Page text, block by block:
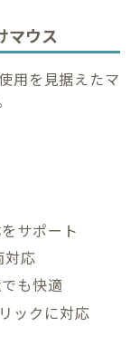
マウス
用を見据えたマ
サポート
応
も快適
ックに対応